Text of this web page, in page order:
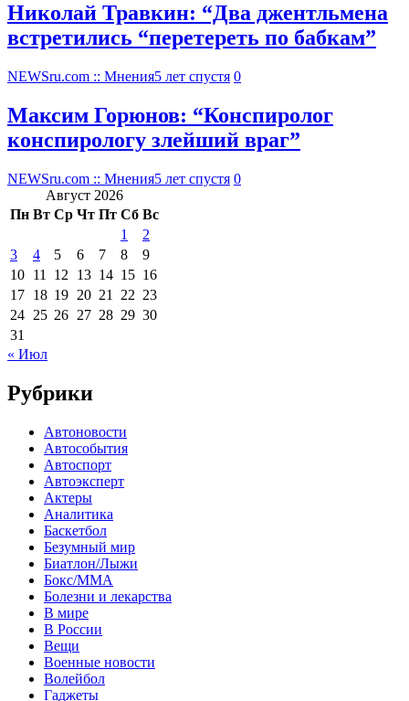
Николай Травкин: “Два джентльмена
встретились “перетереть по бабкам”
NEWSru.com :: Мнения5 лет спустя 0
Максим Горюнов: “Конспиролог
конспирологу злейший враг”
NEWSru.com :: Мнения5 лет спустя 0
Август 2026
Пн Вт Ср Чт Пт Сб Вс
1
2
3
4 5 6 7 8
9
10 11 12 13 14 15 16
17 18 19 20 21 22 23
24 25 26 27 28 29 30
31
« Июл
Рубрики
Автоновости
Автособытия
Автоспорт
Автоэксперт
Актеры
Аналитика
Баскетбол
Безумный мир
Биатлон/Лыжи
Бокс/MMA
Болезни и лекарства
В мире
В России
Вещи
Военные новости
Волейбол
Гаджеты